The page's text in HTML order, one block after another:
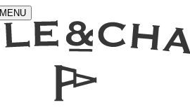
MENU